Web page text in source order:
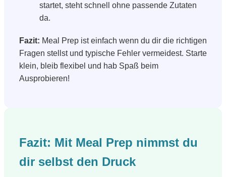
startet, steht schnell ohne passende Zutaten
da.
Fazit: Meal Prep ist einfach wenn du dir die richtigen
Fragen stellst und typische Fehler vermeidest. Starte
klein, bleib flexibel und hab Spaß beim
Ausprobieren!
Fazit: Mit Meal Prep nimmst du
dir selbst den Druck